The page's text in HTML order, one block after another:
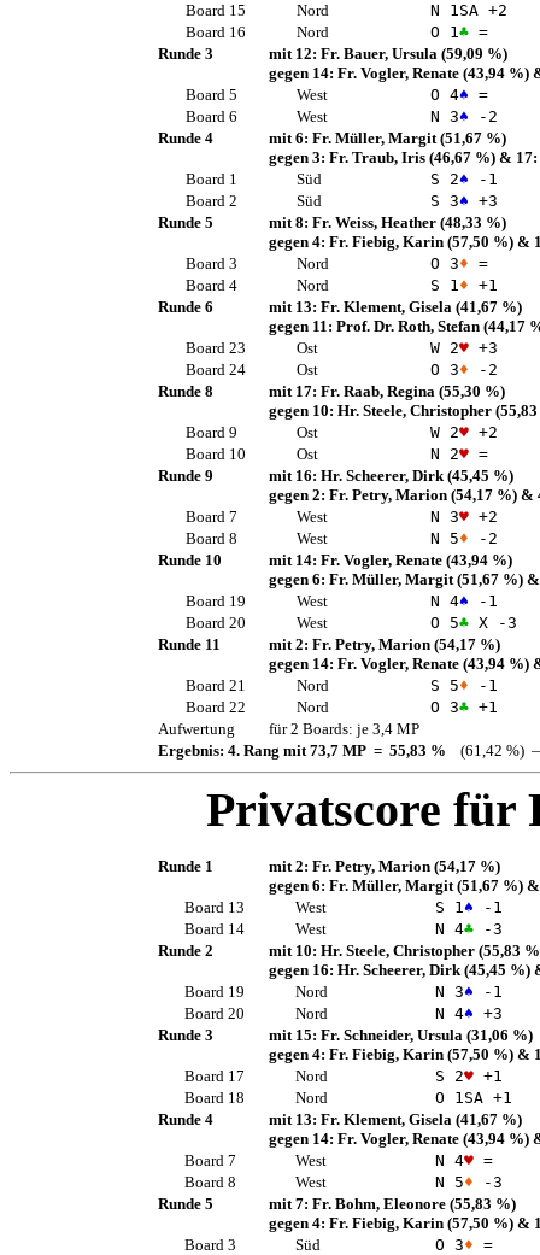
Board 15
Nord N 1SA +2
Board 16
Nord O 1♣ =
Runde 3
mit 12: Fr. Bauer, Ursula (59,09 %)
gegen 14: Fr. Vogler, Renate (43,94 %)
Board 5
West O 4♠ =
Board 6
West N 3♠ -2
Runde 4
mit 6: Fr. Müller, Margit(51,67 %)
gegen 3: Fr. Traub, Iris (46,67 %) & 17:
Board 1
Süd S 2♠ -1
Board 2
Süd S 3♠ +3
Runde 5
mit 8: Fr. Weiss, Heather (48,33 %)
gegen 4: Fr. Fiebig, Karin (57,50 %) &
Board 3
Nord O 3♦ =
Board 4
Nord S 1♦ +1
Runde 6
mit 13: Fr. Klement, Gisela (41,67 %)
gegen 11: Prof. Dr. Roth, Stefan (44,17
Board 23
Ost W 2♥ +3
Board 24
Ost O 3♦ -2
Runde 8
mit 17: Fr. Raab, Regina (55,30 %)
gegen 10: Hr. Steele, Christopher
Board 9
Ost W 2♥ +2
Board 10
Ost N 2♥ =
Runde 9
mit 16: Hr. Scheerer, Dirk(45,45 %)
gegen 2: Fr. Petry, Marion (54,17 %) &
Board 7
West N 3♥ +2
Board 8
West N 5♦ -2
Runde 10
mit 14: Fr. Vogler, Renate (43,94 %)
gegen 6: Fr. Müller, Margit(51,67 %)
Board 19
West N 4♠ -1
Board 20
West O 5♣ X -3
Runde 11
mit 2: Fr. Petry, Marion (54,17 %)
gegen 14: Fr. Vogler, Renate (43,94 %)
Board 21
Nord S 5♦ -1
Board 22
Nord O 3♣ +1
Aufwertung
für 2 Boards: je 3,4 MP
Ergebnis: 4. Rang mit 73,7 MP = 55,83 % (61,42 %)
Privatscore für
Runde 1 mit 2: Fr. Petry, Marion(54,17 %)
gegen 6: Fr. Müller, Margit(51,67 %)&
Board 13
West S 1 ♠ -1
Board 14
West N 4♣-3
Runde 2
mit 10: Hr. Steele, Christopher(55,83
gegen 16: Hr. Scheerer, Dirk(45,45 %)
Board 19
Nord N 3♠ -1
Board 20
Nord N 4♠ +3
Runde 3
mit 15: Fr. Schneider, Ursula (31,06 %)
gegen 4: Fr. Fiebig, Karin(57,50 %)&
Board 17
Nord S 2♥+1
Board 18
Nord O 1 SA+1
Runde 4
mit 13: Fr. Klement, Gisela (41,67 %)
gegen 14: Fr. Vogler, Renate(43,94 %)
Board 7
West N 4♥=
Board 8
West N 5♦ -3
Runde 5
mit 7: Fr. Bohm, Eleonore(55,83 %)
gegen 4: Fr. Fiebig, Karin(57,50 %)&
Board 3
Süd O 3♦ =